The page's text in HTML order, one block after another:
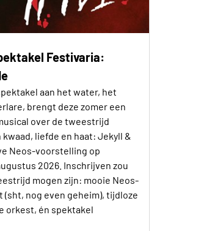
Festivaria:
aan het water, het
brengt deze zomer een
over de tweestrijd
liefde en haat: Jekyll &
Neos-voorstelling op
2026. Inschrijven zou
mogen zijn: mooie Neos-
nog even geheim), tijdloze
orkest, én spektakel